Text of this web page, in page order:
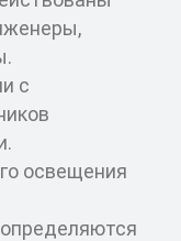
с
освещения